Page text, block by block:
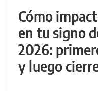
Cómo
en tu signo
2026:
y luego